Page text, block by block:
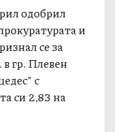
одобрил
и
се за
в гр. Плевен
с
си 2,83 на